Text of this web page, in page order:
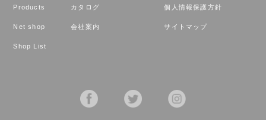
Products
Net shop
Shop List
カタログ
会社案内
個人情報保護方針
サイトマップ